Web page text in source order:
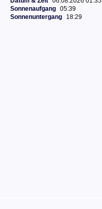
Sonnenaufgang 05:39
Sonnenuntergang
18:29